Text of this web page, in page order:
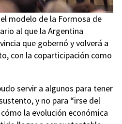
modelo de la Formosa de
al que la Argentina
que gobernó y volverá a
con la coparticipación como
servir a algunos para tener
y no para “irse del
la evolución económica